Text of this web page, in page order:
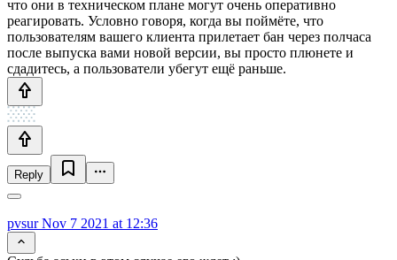
что они в техническом плане могут очень оперативно
реагировать. Условно говоря, когда вы поймёте, что
пользователям вашего клиента прилетает бан через полчаса
после выпуска вами новой версии, вы просто плюнете и
сдадитесь, а пользователи убегут ещё раньше.
Reply
pvsurNov 7 2021 at 12:36